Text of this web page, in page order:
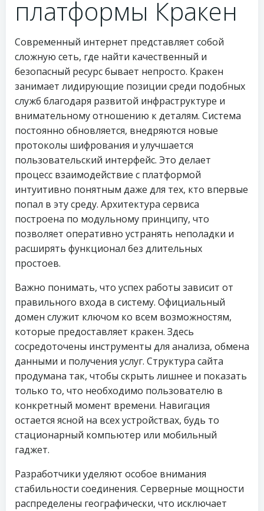
платформы Кракен
Современный интернет представляет собой
сложную сеть, где найти качественный и
безопасный ресурс бывает непросто. Кракен
занимает лидирующие позиции среди подобных
служб благодаря развитой инфраструктуре и
внимательному отношению к деталям. Система
постоянно обновляется, внедряются новые
протоколы шифрования и улучшается
пользовательский интерфейс. Это делает
процесс взаимодействие с платформой
интуитивно понятным даже для тех, кто впервые
попал в эту среду. Архитектура сервиса
построена по модульному принципу, что
позволяет оперативно устранять неполадки и
расширять функционал без длительных
простоев.
Важно понимать, что успех работы зависит от
правильного входа в систему. Официальный
домен служит ключом ко всем возможностям,
которые предоставляет кракен. Здесь
сосредоточены инструменты для анализа, обмена
данными и получения услуг. Структура сайта
продумана так, чтобы скрыть лишнее и показать
только то, что необходимо пользователю в
конкретный момент времени. Навигация
остается ясной на всех устройствах, будь то
стационарный компьютер или мобильный
гаджет.
Разработчики уделяют особое внимания
стабильности соединения. Серверные мощности
распределены географически, что исключает